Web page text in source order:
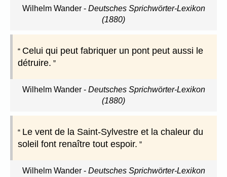
Wilhelm Wander- Deutsches Sprichwörter-Lexikon
(1880)
Celui qui peut fabriquer un pont peut aussi le
détruire.
Wilhelm Wander- Deutsches Sprichwörter-Lexikon
(1880)
Le vent de la Saint-Sylvestre et la chaleur du
soleil font renaître tout espoir.
Wilhelm Wander- Deutsches Sprichwörter-Lexikon